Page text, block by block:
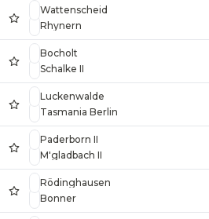
Wattenscheid
Rhynern
Bocholt
Schalke II
Luckenwalde
Tasmania Berlin
Paderborn II
M'gladbach II
Rödinghausen
Bonner